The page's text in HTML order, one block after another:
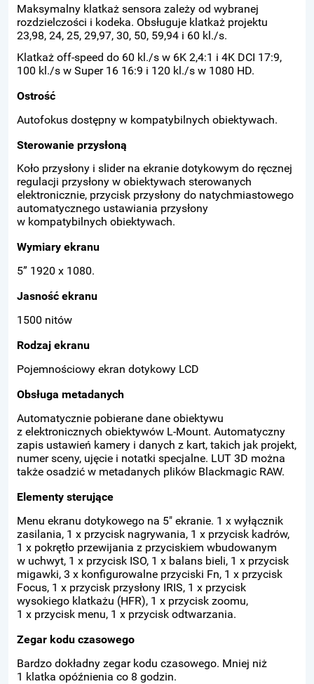
Maksymalny klatkaż sensora zależy od wybranej
rozdzielczości i kodeka. Obsługuje klatkaż projektu
23,98, 24, 25, 29,97, 30, 50, 59,94 i 60 kl./s.
Klatkaż off-speed do 60 kl./s w 6K 2,4:1 i 4K DCI 17:9,
100 kl./s w Super 16 16:9 i 120 kl./s w 1080 HD.
Ostrość
Autofokus dostępny w kompatybilnych obiektywach.
Sterowanie przysłoną
Koło przysłony i slider na ekranie dotykowym do ręcznej
regulacji przysłony w obiektywach sterowanych
elektronicznie, przycisk przysłony do natychmiastowego
automatycznego ustawiania przysłony
w kompatybilnych obiektywach.
Wymiary ekranu
5” 1920 x 1080.
Jasność ekranu
1500 nitów
Rodzaj ekranu
Pojemnościowy ekran dotykowy LCD
Obsługa metadanych
Automatycznie pobierane dane obiektywu
z elektronicznych obiektywów L-Mount. Automatyczny
zapis ustawień kamery i danych z kart, takich jak projekt,
numer sceny, ujęcie i notatki specjalne. LUT 3D można
także osadzić w metadanych plików Blackmagic RAW.
Elementy sterujące
Menu ekranu dotykowego na 5" ekranie. 1 x wyłącznik
zasilania, 1 x przycisk nagrywania, 1 x przycisk kadrów,
1 x pokrętło przewijania z przyciskiem wbudowanym
w uchwyt, 1 x przycisk ISO, 1 x balans bieli, 1 x przycisk
migawki, 3 x konfigurowalne przyciski Fn, 1 x przycisk
Focus, 1 x przycisk przysłony IRIS, 1 x przycisk
wysokiego klatkażu (HFR), 1 x przycisk zoomu,
1 x przycisk menu, 1 x przycisk odtwarzania.
Zegar kodu czasowego
Bardzo dokładny zegar kodu czasowego. Mniej niż
1 klatka opóźnienia co 8 godzin.